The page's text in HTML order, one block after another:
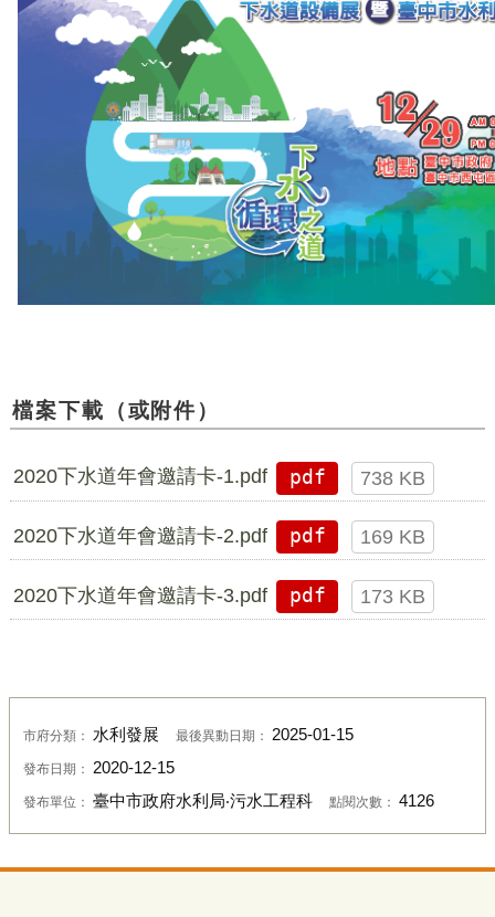
檔案下載（或附件）
2020下水道年會邀請卡-1.pdf pdf 738 KB
2020下水道年會邀請卡-2.pdf pdf 169 KB
2020下水道年會邀請卡-3.pdf pdf 173 KB
市府分類： 水利發展 最後異動日期： 2025-01-15
發布日期： 2020-12-15
發布單位： 臺中市政府水利局‧污水工程科 點閱次數： 4126